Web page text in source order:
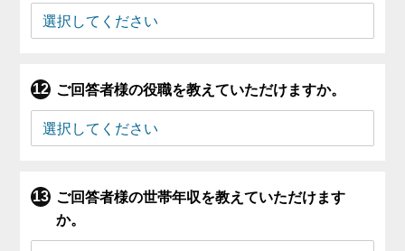
ご回答者様の役職を教えていただけますか。
ご回答者様の世帯年収を教えていただけます
か。